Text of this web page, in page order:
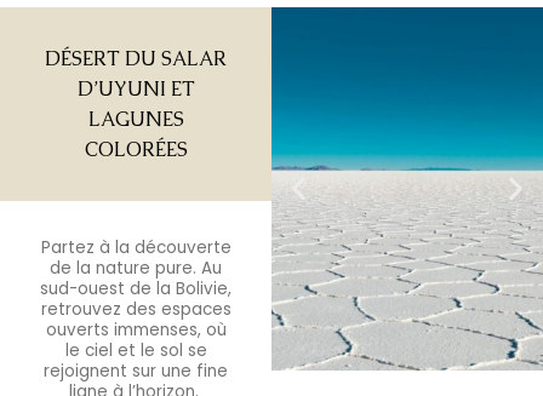
DÉSERT DU SALAR
D’UYUNI ET
LAGUNES
COLORÉES
Partez à la découverte
de la nature pure. Au
sud-ouest de la Bolivie,
retrouvez des espaces
ouverts immenses, où
le ciel et le sol se
rejoignent sur une fine